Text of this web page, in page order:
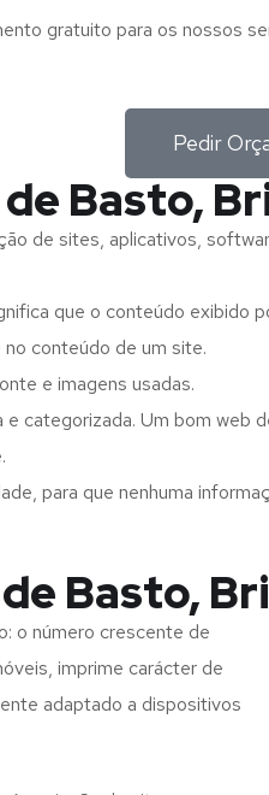
gratuito para os nossos
Pedir
Basto,
de sites, aplicativos,
que o conteúdo exibido
conteúdo de um site.
e imagens usadas.
categorizada. Um bom
para que nenhuma
Basto,
o número crescente de
imprime carácter de
adaptado a dispositivos